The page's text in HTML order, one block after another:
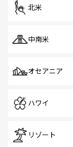
北米
中南米
オセアニア
ハワイ
リゾート